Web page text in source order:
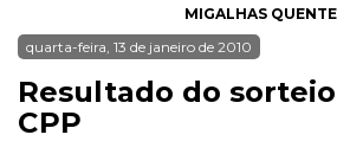
MIGALHAS
quarta-feira, 13 de janeiro de 2010
Resultado do
CPP